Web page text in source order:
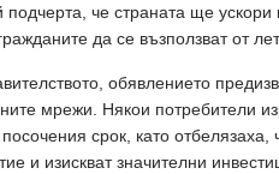
подчерта, че страната ще ускори
да се възползват от
обявлението
мрежи. Някои потребители
срок, като
и изискват значителни